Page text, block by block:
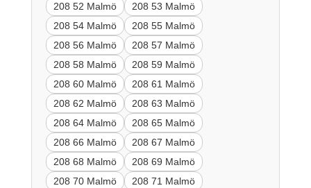
208 52 Malmö
208 53 Malmö
208 54 Malmö
208 55 Malmö
208 56 Malmö
208 57 Malmö
208 58 Malmö
208 59 Malmö
208 60 Malmö
208 61 Malmö
208 62 Malmö
208 63 Malmö
208 64 Malmö
208 65 Malmö
208 66 Malmö
208 67 Malmö
208 68 Malmö
208 69 Malmö
208 70 Malmö
208 71 Malmö